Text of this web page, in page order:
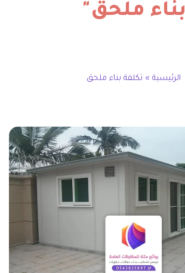
بناء ملحق"
الرئيسية » تكلفة بناء ملحق